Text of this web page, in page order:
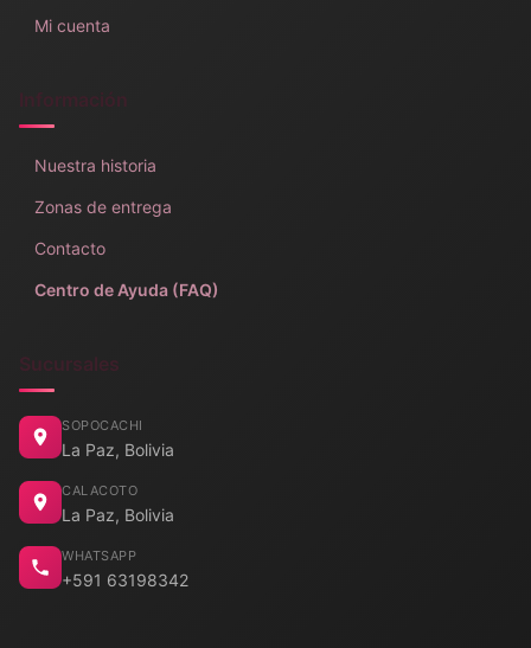
Mi cuenta
Información
Nuestra historia
Zonas de entrega
Contacto
Centro de Ayuda (FAQ)
Sucursales
SOPOCACHI
La Paz, Bolivia
CALACOTO
La Paz, Bolivia
WHATSAPP
+591 63198342